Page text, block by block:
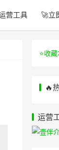
营工具 🚀立
⭐️收
🔥
运营